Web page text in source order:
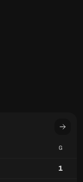
G
1